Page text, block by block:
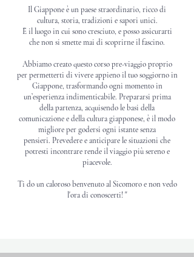
Il Giappone è un paese straordinario, ricco di
cultura, storia, tradizioni e sapori unici.
È il luogo in cui sono cresciuto, e posso assicurarti
che non si smette mai di scoprirne il fascino.
Abbiamo creato questo corso pre-viaggio proprio
per permetterti di vivere appieno il tuo soggiorno in
Giappone, trasformando ogni momento in
un’esperienza indimenticabile. Prepararsi prima
della partenza, acquisendo le basi della
comunicazione e della cultura giapponese, è il modo
migliore per godersi ogni istante senza
pensieri. Prevedere e anticipare le situazioni che
potresti incontrare rende il viaggio più sereno e
piacevole.
Ti do un caloroso benvenuto al Sicomoro e non vedo
l'ora di conoscerti! "